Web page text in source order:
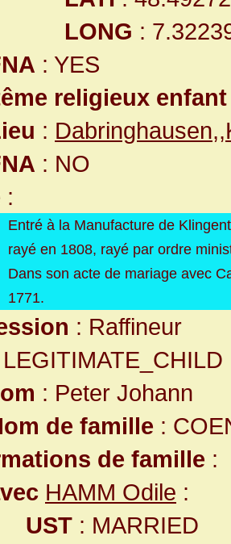
LONG :
: YES
religieux enfant
:
: NO
:
Entré à la Manufacture de
rayé en 1808, rayé par ordre
Dans son acte de mariage avec
1771.
: Raffineur
: Peter Johann
de famille :
de famille :
HAMM Odile :
UST : MARRIED